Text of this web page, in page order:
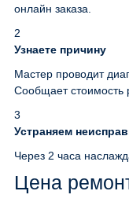
онлайн заказа.
2
Узнаете причину
Мастер проводит
Сообщает стоимость
3
Устраняем
Через 2 часа
Цена